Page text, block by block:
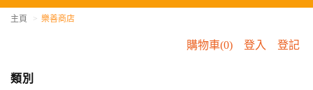
i
主頁 樂善商店
購物車(0) 登入 登記
類別